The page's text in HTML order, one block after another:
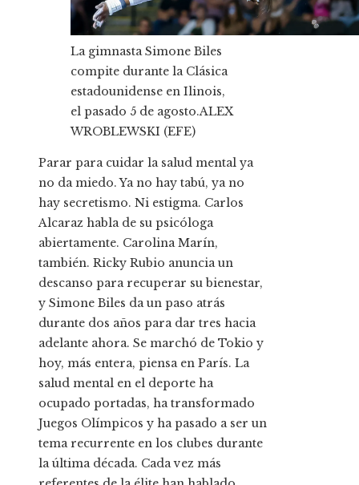
La gimnasta Simone Biles
compite durante la Clásica
estadounidense en Ilinois,
el pasado 5 de agosto.ALEX
WROBLEWSKI (EFE)
Parar para cuidar la salud mental ya
no da miedo. Ya no hay tabú, ya no
hay secretismo. Ni estigma. Carlos
Alcaraz habla de su psicóloga
abiertamente. Carolina Marín,
también. Ricky Rubio anuncia un
descanso para recuperar su bienestar,
y Simone Biles da un paso atrás
durante dos años para dar tres hacia
adelante ahora. Se marchó de Tokio y
hoy, más entera, piensa en París. La
salud mental en el deporte ha
ocupado portadas, ha transformado
Juegos Olímpicos y ha pasado a ser un
tema recurrente en los clubes durante
la última década. Cada vez más